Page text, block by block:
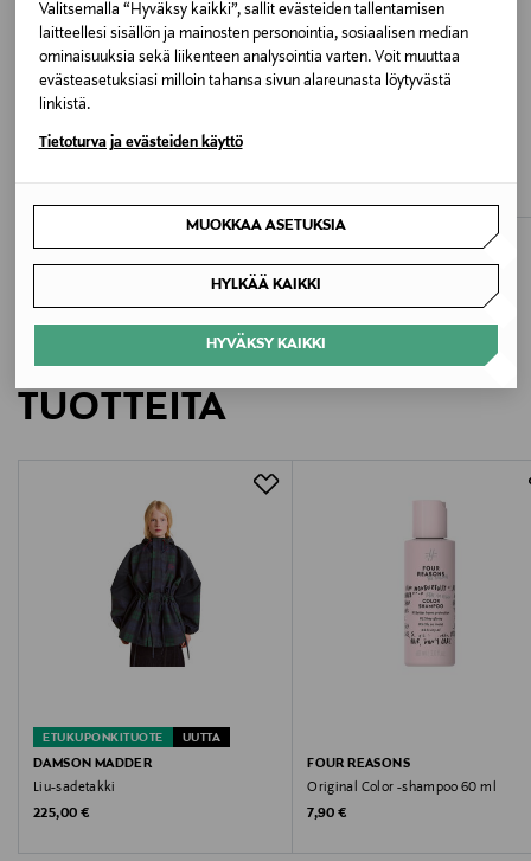
Valitsemalla “Hyväksy kaikki”, sallit evästeiden tallentamisen
laitteellesi sisällön ja mainosten personointia, sosiaalisen median
ominaisuuksia sekä liikenteen analysointia varten. Voit muuttaa
evästeasetuksiasi milloin tahansa sivun alareunasta löytyvästä
linkistä.
Tietoturva ja evästeiden käyttö
MUOKKAA ASETUKSIA
HYLKÄÄ KAIKKI
HYVÄKSY KAIKKI
Väri
LIR LIGHT RASPBERRY
Valmistajan tuotenumero
YT6124R8
Valmistaja
New Balance Europe BV
Valmistajan osoite
Digitaalinen osoite
customercare@newbalance.eu
Avainsanat
paita, trikoopaita, puuvillapaita, lasten paita, New
JACK & JONES JUNIOR
LISÄÄ KIINNOSTAVIA
TUOTTEITA
ETUKUPONKITUOTE UUTTA
DAMSON MADDER
Liu-sadetakki
Original Price
225,00 €
FOUR REASONS
Original Color -shampoo 60 ml
Original Price
7,90 €